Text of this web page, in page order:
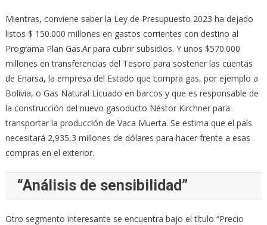
Mientras, conviene saber la Ley de Presupuesto 2023 ha dejado
listos $ 150.000 millones en gastos corrientes con destino al
Programa Plan Gas.Ar para cubrir subsidios. Y unos $570.000
millones en transferencias del Tesoro para sostener las cuentas
de Enarsa, la empresa del Estado que compra gas, por ejemplo a
Bolivia, o Gas Natural Licuado en barcos y que es responsable de
la construcción del nuevo gasoducto Néstor Kirchner para
transportar la producción de Vaca Muerta. Se estima que el país
necesitará 2,935,3 millones de dólares para hacer frente a esas
compras en el exterior.
“Análisis de sensibilidad”
Otro segmento interesante se encuentra bajo el título “Precio